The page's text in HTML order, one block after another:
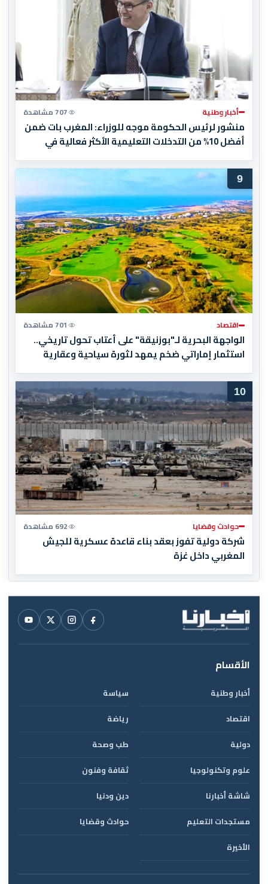
أخبار وطنية 707 مشاهدة
منشور لرئيس الحكومة موجه للوزراء: المغرب بات ضمن
أفضل 10% من التدخلات التعليمية الأكثر فعالية في
9
اقتصاد 701 مشاهدة
الواجهة البحرية لـ"بوزنيقة" على أعتاب تحول تاريخي..
استثمار إماراتي ضخم يمهد لثورة سياحية وعقارية
10
حوادث وقضايا 692 مشاهدة
شركة دولية تفوز بعقد بناء قاعدة عسكرية للجيش
المغربي داخل غزة
الأقسام
أخبار وطنية
سياسة
اقتصاد
رياضة
دولية
طب وصحة
علوم وتكنولوجيا
ثقافة وفنون
شاشة أخبارنا
دين ودنيا
مستجدات التعليم
حوادث وقضايا
الأخيرة